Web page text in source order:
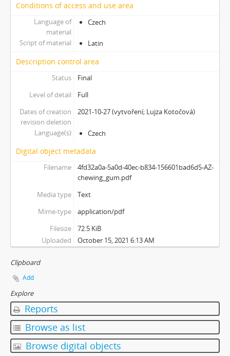
[Subseries] Psychodrama
[Subseries] Mumlava
[Subseries] Zívrovy Prachovské skály
[Subseries] Cesta
[Subseries] Braunův betlém
[Subseries] Milada
[Subseries] Hřiště
[Subseries] Image Maker
[Subseries] Možná
[Subseries] 28 stotín Synagógy
[Subseries] Parkovací smyčka
[Subseries] Otevřeno zavřeno otevřeno zavřeno...
[Subseries] Klatov
[Subseries] Jizvy, jiskry, jistoty
[Subseries] Painting
[Subseries] Malování do vzduchu
[Subseries] Zrcadlo času
[Subseries] Píseň hlemýžďů jdoucích na pohřeb
[Subseries] Abstraktní animace ze 60. let
[Subseries] Barvy
Conditions of access and use area
Language of
material
Czech
Script of material Latin
Description control area
Status
Final
Level of detail
Full
Dates of creation
revision deletion
2021-10-27 (vytvoření; Lujza Kotočová)
Language(s) Czech
Digital object metadata
Filename
4fd32a0a-5a0d-40ec-b834-156601bad6d5-AZ-
chewing_gum.pdf
Media type
Text
Mime-type
application/pdf
Filesize
72.5 KiB
Uploaded
October 15, 2021 6:13 AM
Clipboard
Add
Explore
Reports
Browse as list
Browse digital objects